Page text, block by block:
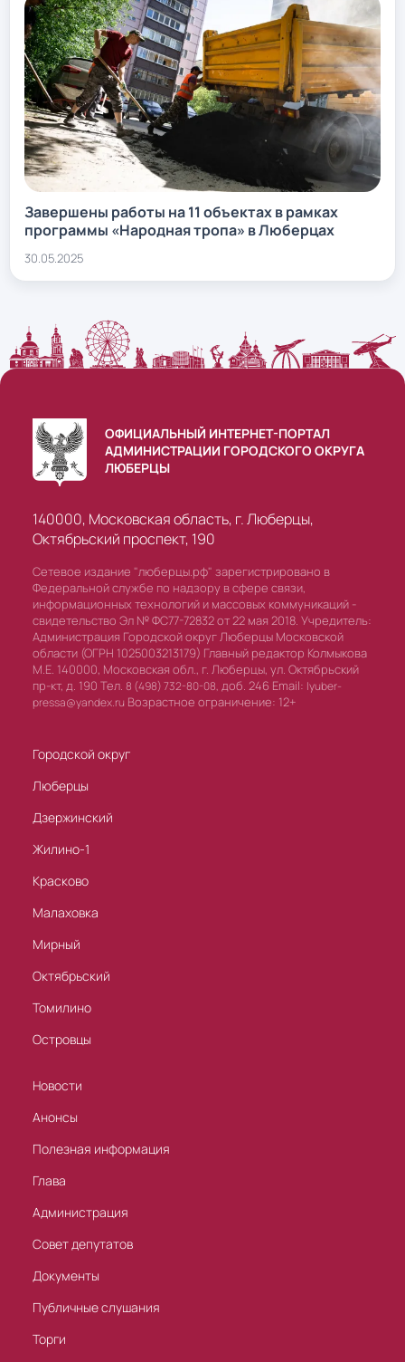
Завершены работы на 11 объектах в рамках
программы «Народная тропа» в Люберцах
30.05.2025
ОФИЦИАЛЬНЫЙ ИНТЕРНЕТ-ПОРТАЛ
АДМИНИСТРАЦИИ ГОРОДСКОГО ОКРУГА
ЛЮБЕРЦЫ
140000, Московская область, г. Люберцы,
Октябрьский проспект, 190
Сетевое издание "люберцы.рф" зарегистрировано в
Федеральной службе по надзору в сфере связи,
информационных технологий и массовых коммуникаций -
свидетельство Эл № ФС77-72832 от 22 мая 2018. Учредитель:
Администрация Городской округ Люберцы Московской
области (ОГРН 1025003213179) Главный редактор Колмыкова
М.Е. 140000, Московская обл., г. Люберцы, ул. Октябрьский
пр-кт, д. 190 Тел. 8 (498) 732-80-08, доб. 246 Email: lyuber-
pressa@yandex.ru Возрастное ограничение: 12+
Городской округ
Люберцы
Дзержинский
Жилино-1
Красково
Малаховка
Мирный
Октябрьский
Томилино
Островцы
Новости
Анонсы
Полезная информация
Глава
Администрация
Совет депутатов
Документы
Публичные слушания
Торги